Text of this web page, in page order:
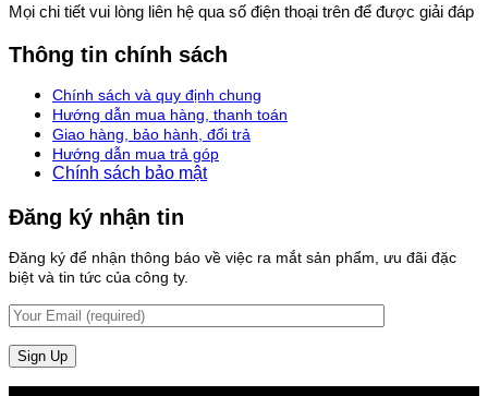
Mọi chi tiết vui lòng liên hệ qua số điện thoại trên để được giải đáp
Thông tin chính sách
Chính sách và quy định chung
Hướng dẫn mua hàng, thanh toán
Giao hàng, bảo hành, đổi trả
Hướng dẫn mua trả góp
Chính sách bảo mật
Đăng ký nhận tin
Đăng ký để nhận thông báo về việc ra mắt sản phẩm, ưu đãi đặc
biệt và tin tức của công ty.